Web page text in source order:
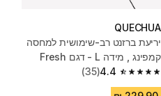
QUECHUA
יריעת ברזנט רב-שימושית למחסה
קמפינג , מידה L - דגם ‏Fresh
4.4
4.4 out of 5 stars from 35 reviews
(35)